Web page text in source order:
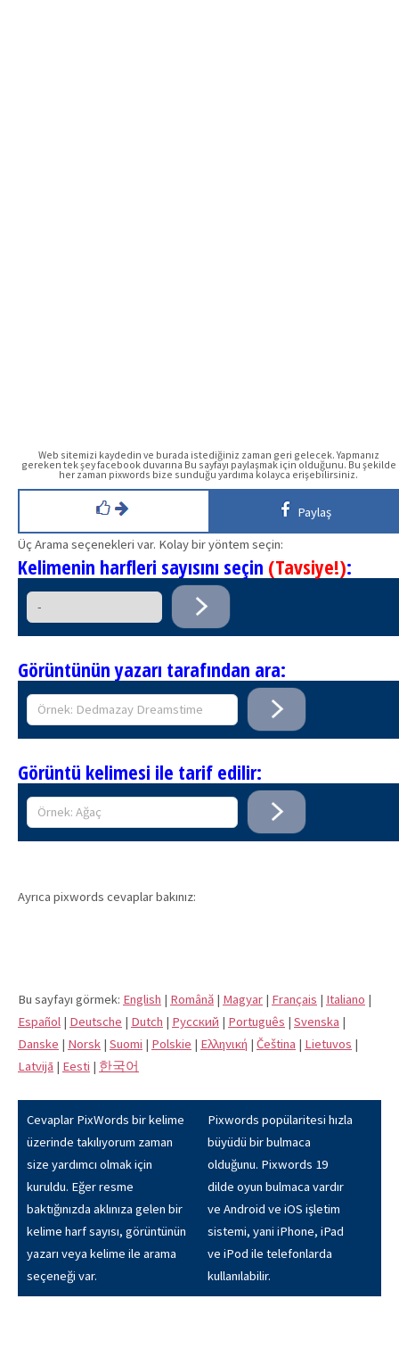
Web sitemizi kaydedin ve burada istediğiniz zaman geri gelecek. Yapmanız
gereken tek şey facebook duvarına Bu sayfayı paylaşmak için olduğunu. Bu şekilde
her zaman pixwords bize sunduğu yardıma kolayca erişebilirsiniz.
Paylaş
Üç Arama seçenekleri var. Kolay bir yöntem seçin:
Kelimenin harfleri sayısını seçin (Tavsiye!):
Görüntünün yazarı tarafından ara:
Görüntü kelimesi ile tarif edilir:
Ayrıca pixwords cevaplar bakınız:
Bu sayfayı görmek: English | Română | Magyar | Français | Italiano |
Español | Deutsche | Dutch | Pусский | Português | Svenska |
Danske | Norsk | Suomi | Polskie | Eλληνική | Čeština | Lietuvos |
Latvijā | Eesti | 한국어
Cevaplar PixWords bir kelime
üzerinde takılıyorum zaman
size yardımcı olmak için
kuruldu. Eğer resme
baktığınızda aklınıza gelen bir
kelime harf sayısı, görüntünün
yazarı veya kelime ile arama
seçeneği var.
Pixwords popülaritesi hızla
büyüdü bir bulmaca
olduğunu. Pixwords 19
dilde oyun bulmaca vardır
ve Android ve iOS işletim
sistemi, yani iPhone, iPad
ve iPod ile telefonlarda
kullanılabilir.